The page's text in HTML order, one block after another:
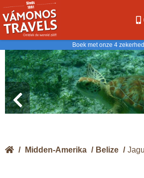
Boek met onze 4
/ Midden-Amerika / Belize /